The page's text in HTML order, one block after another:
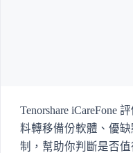
Tenorshare iCareFone
料轉移備份軟體、優
制，幫助你判斷是否